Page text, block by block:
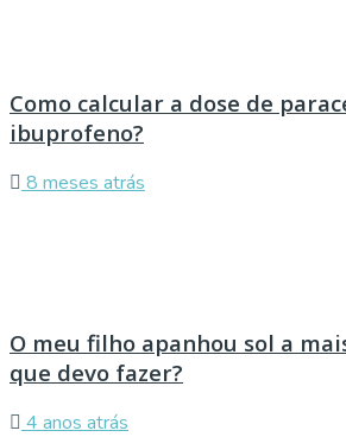
Como calcular a dose de
ibuprofeno?
8 meses atrás
O meu filho apanhou sol a
que devo fazer?
4 anos atrás